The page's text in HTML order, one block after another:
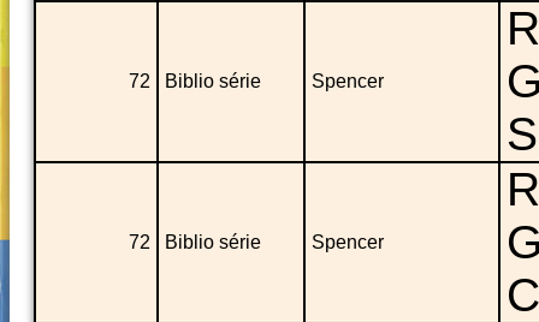
72 Biblio série Spencer
72 Biblio série Spencer